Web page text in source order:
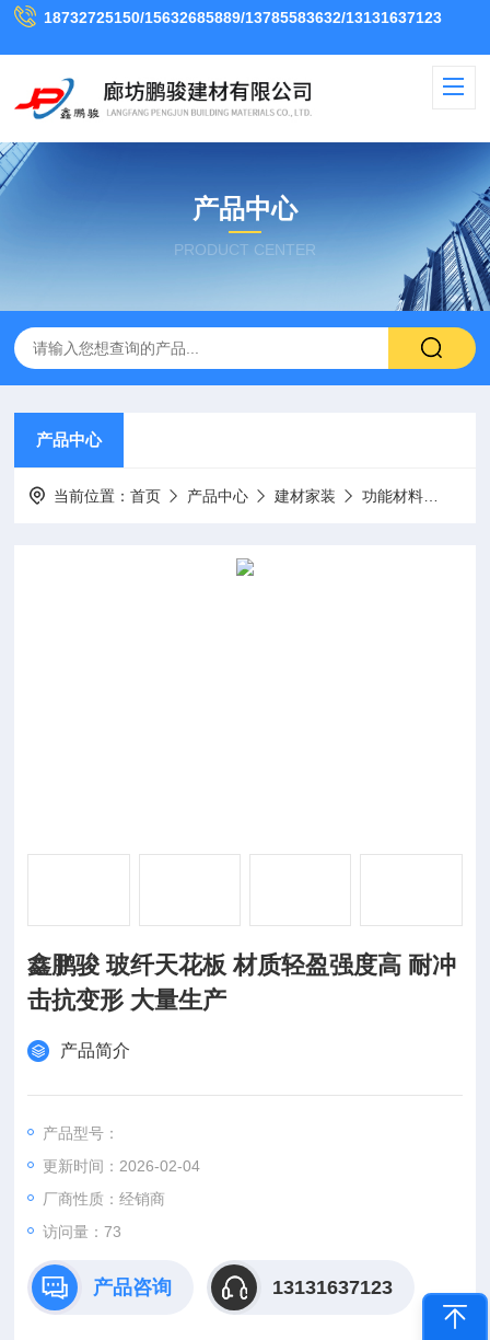
18732725150/15632685889/13785583632/13131637123
产品中心
PRODUCT CENTER
产品中心
当前位置：首页 产品中心 建材家装 功能材料
鑫鹏骏 玻纤天花板 材质轻盈强度高 耐冲
击抗变形 大量生产
产品简介
产品型号：
更新时间：2026-02-04
厂商性质：经销商
访问量：73
产品咨询 13131637123